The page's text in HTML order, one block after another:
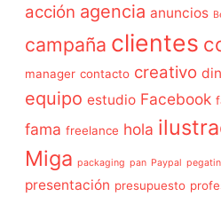
acción agencia anuncios
campaña clientes
manager contacto creativo
equipo estudio Facebook
fama freelance hola
Miga packaging pan Paypal
presentación presupuesto